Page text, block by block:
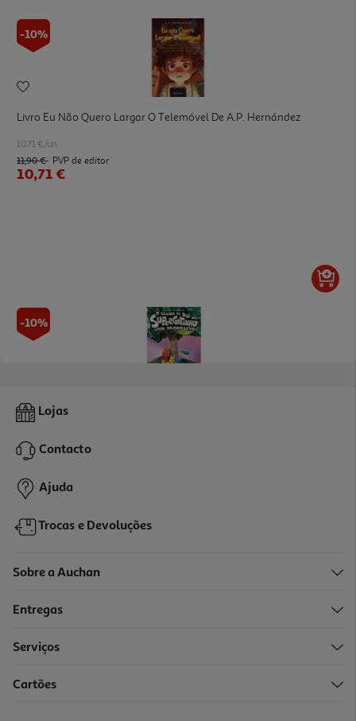
-10%
Livro Eu Não Quero Largar O Telemóvel De A.p. Hernández
10.71 €/un
11,90 € PVP de editor
10,71 €
-10%
Livro Com Propósito - O Clube De Bd Do Supergatinho 3 De Dav
Pilkey
14,90 € PVP de editor
13,41 €
-30%
Lojas
Contacto
Ajuda
Trocas e Devoluções
Sobre a Auchan
Entregas
Serviços
Cartões